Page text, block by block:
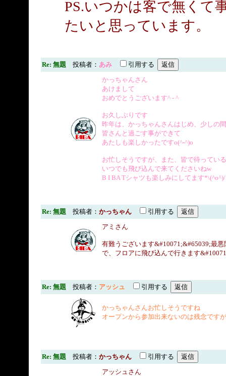
PS.いつかは客で無くて
たいと思っています。
Re: 無題 投稿者： あみ
引用する
かっちゃんさん
あけまして
おめでとうございます^ - ^
お久しぶりです
昨年は、かっちゃんさんはじめ、少しの
皆さんと過ごす事ができて
あたしも楽しかったですo(^-^)o
お忙しそうですが、また、皆で待ってい
いつでも飛び込んで来てくださいねw
B I BA Tシャツも楽しみにしてます
Re: 無題 投稿者： かっちゃん
引用する
アミさん
有難うございます&#10071;&#65039;最
で、フロアに飛び込んで行きます
Re: 無題 投稿者： アッシュ 引用する
かっちゃんさんお忙しそうですね
オープンから参加出来ないのは残念です
Re: 無題 投稿者： かっちゃん
引用する
アッシュさん